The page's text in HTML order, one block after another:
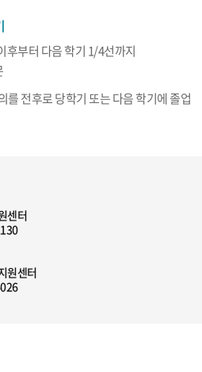
후부터 다음 학기 1/4선까지
를 전후로 당학기 또는 다음 학기에 졸업
센터
원센터